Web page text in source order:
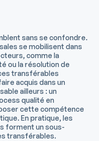
sans se confondre.
se mobilisent dans
comme la
ou la résolution de
transférables
acquis dans un
ailleurs : un
qualité en
cette compétence
En pratique, les
forment un sous-
transférables.